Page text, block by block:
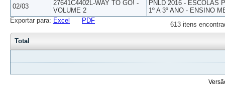
02/03
27641C4402L-WAY TO GO! -
VOLUME 2
PNLD 2016 - ESCOLAS
1º A 3º ANO - ENSINO
613 itens
Exportar para: Excel PDF
Total